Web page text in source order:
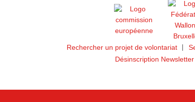
Rechercher un projet de volontariat
Désinscription Newsletter